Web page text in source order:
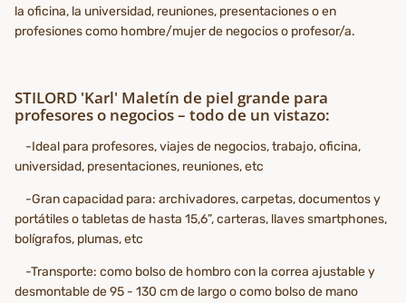
la oficina, la universidad, reuniones, presentaciones o en
profesiones como hombre/mujer de negocios o profesor/a.
STILORD 'Karl' Maletín de piel grande para
profesores o negocios – todo de un vistazo:
-Ideal para profesores, viajes de negocios, trabajo, oficina,
universidad, presentaciones, reuniones, etc
-Gran capacidad para: archivadores, carpetas, documentos y
portátiles o tabletas de hasta 15,6”, carteras, llaves smartphones,
bolígrafos, plumas, etc
-Transporte: como bolso de hombro con la correa ajustable y
desmontable de 95 - 130 cm de largo o como bolso de mano